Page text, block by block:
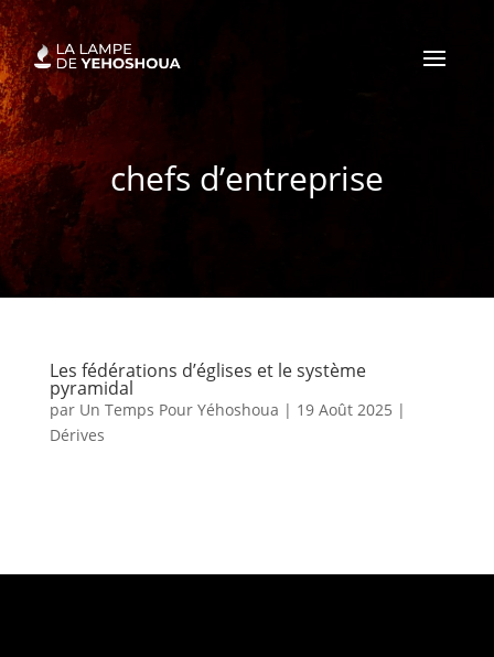
chefs d’entreprise
Les fédérations d’églises et le système
pyramidal
par Un Temps Pour Yéhoshoua | 19 Août 2025 |
Dérives